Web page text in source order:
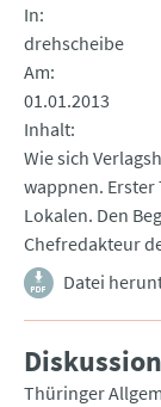
In
drehscheibe
Am
01.01.2013
Inhalt
Wie sich
wappnen. Erster
Lokalen. Den
Chefredakteur
Datei
Thüringer